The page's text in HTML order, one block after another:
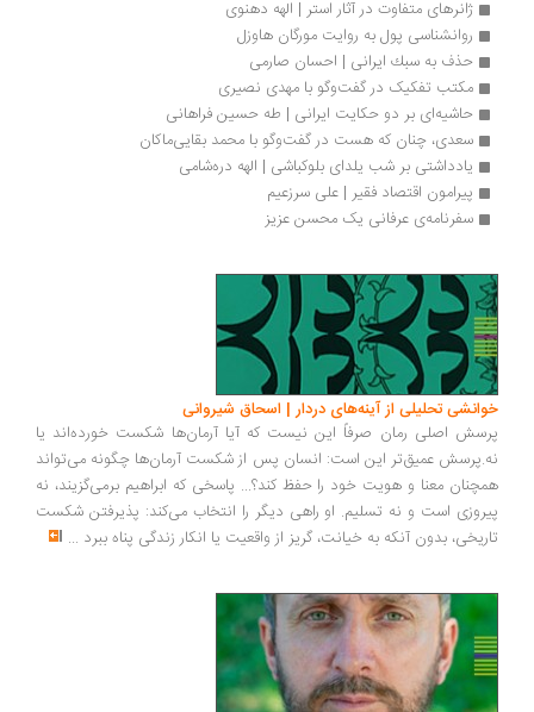
ژانرهای متفاوت در آثار استر | الهه دهنوی
روانشناسی پول به روایت مورگان هاوزل
حذف به سبك ایرانی | احسان صارمی
مکتب تفکیک در گفت‌وگو با مهدی نصیری
حاشیه‌ای بر دو حکایت ایرانی | طه حسین فراهانی
سعدی، چنان که هست در گفت‌وگو با محمد بقایی‌ماکان
یادداشتی بر شب یلدای بلوکباشی | الهه دره‌شامی
پیرامون اقتصاد فقیر | علی سرزعیم
سفرنامه‌‎ی عرفانی یک محسن عزیز
تحلیلی از آینه‌های دردار | اسحاق شیروانی
اصلی رمان صرفاً این نیست که آیا آرمان‌ها شکست خورده‌اند یا
عمیق‌تر این است: انسان پس از شکست آرمان‌ها چگونه می‌تواند
معنا و هویت خود را حفظ کند؟... پاسخی که ابراهیم برمی‌گزیند، نه
است و نه تسلیم. او راهی دیگر را انتخاب می‌کند: پذیرفتن شکست
بدون آنکه به خیانت، گریز از واقعیت یا انکار زندگی پناه ببرد...